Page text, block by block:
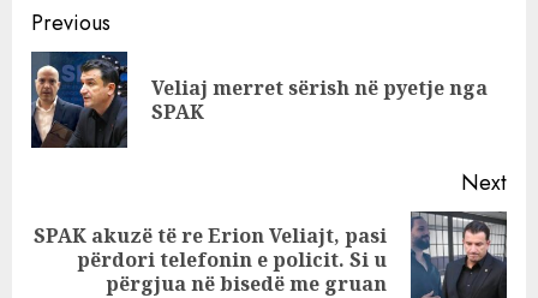
e kthyer përmbys
ka përfunduar në
arë
Continue
Reading
Previous
Veliaj merret sërish në pyetje nga
SPAK
Next
Next
SPAK akuzë të re Erion Veliajt, pasi
përdori telefonin e policit. Si u
përgjua në bisedë me gruan